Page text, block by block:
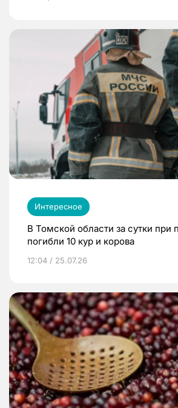
Интересное
В Томской области за сутки при
погибли 10 кур и корова
12:04 / 25.07.26